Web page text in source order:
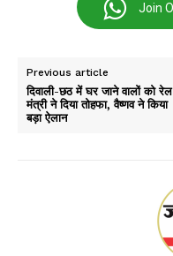
Join
Previous article
दिवाली-छठ में घर जाने वालों को रेल
मंत्री ने दिया तोहफा, वैष्णव ने किया
बड़ा ऐलान